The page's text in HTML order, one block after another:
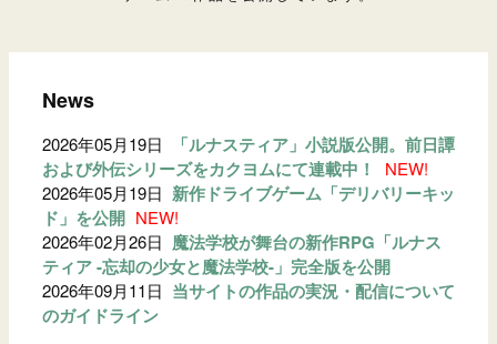
News
2026年05月19日
「ルナスティア」小説版公開。前日譚
および外伝シリーズをカクヨムにて連載中！
NEW!
2026年05月19日 新作ドライブゲーム「デリバリーキッ
ド」を公開 NEW!
2026年02月26日 魔法学校が舞台の新作RPG「ルナス
ティア -忘却の少女と魔法学校-」完全版を公開
2026年09月11日 当サイトの作品の実況・配信について
のガイドライン